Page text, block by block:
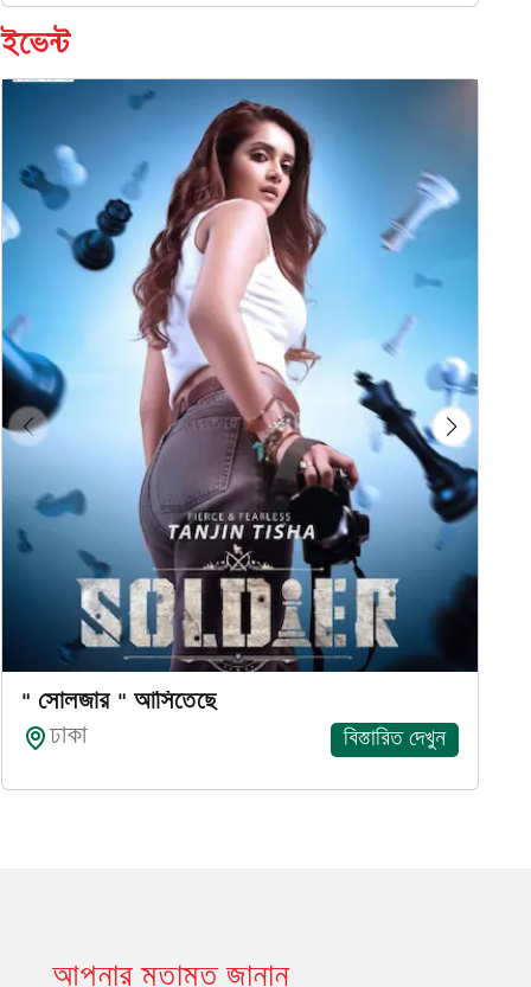
ইভেন্ট
" সোলজার " আসিতেছে
ঢাকা
বিস্তারিত দেখুন
আপনার মতামত জানান